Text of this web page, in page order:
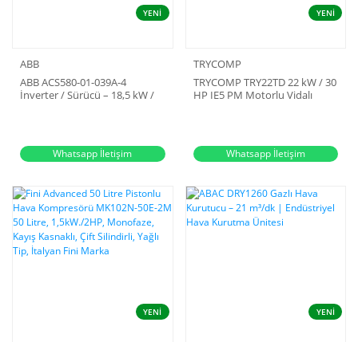
YENİ
ABB
ABB ACS580-01-039A-4
İnverter / Sürücü – 18,5 kW /
Whatsapp İletişim
YENİ
TRYCOMP
TRYCOMP TRY22TD 22 kW / 30
HP IE5 PM Motorlu Vidalı
Whatsapp İletişim
YENİ YENİ